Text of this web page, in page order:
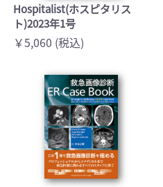
Hospitalist(ホスピタリス
ト)2023年1号
￥5,060 (税込)